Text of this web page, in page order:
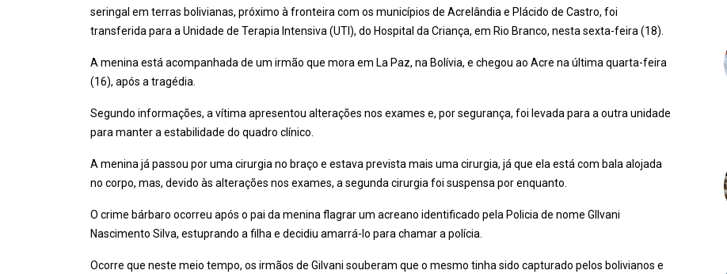
seringal em terras bolivianas, próximo à fronteira com os municípios de Acrelândia e Plácido de Castro, foi
transferida para a Unidade de Terapia Intensiva (UTI), do Hospital da Criança, em Rio Branco, nesta sexta-feira (18).
A menina está acompanhada de um irmão que mora em La Paz, na Bolívia, e chegou ao Acre na última quarta-feira
(16), após a tragédia.
Segundo informações, a vítima apresentou alterações nos exames e, por segurança, foi levada para a outra unidade
para manter a estabilidade do quadro clínico.
A menina já passou por uma cirurgia no braço e estava prevista mais uma cirurgia, já que ela está com bala alojada
no corpo, mas, devido às alterações nos exames, a segunda cirurgia foi suspensa por enquanto.
O crime bárbaro ocorreu após o pai da menina flagrar um acreano identificado pela Policia de nome GIlvani
Nascimento Silva, estuprando a filha e decidiu amarrá-lo para chamar a polícia.
Ocorre que neste meio tempo, os irmãos de Gilvani souberam que o mesmo tinha sido capturado pelos bolivianos e